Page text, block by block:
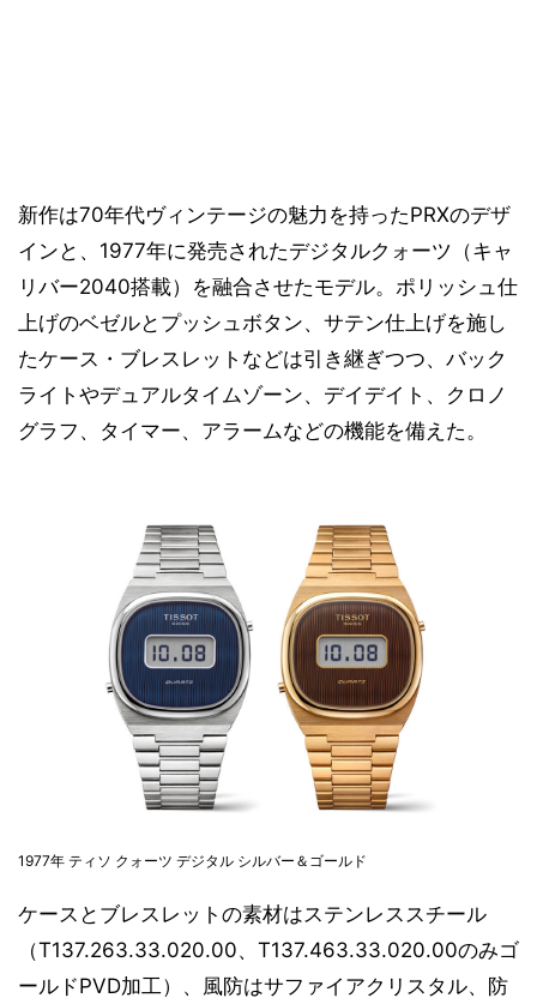
新作は70年代ヴィンテージの魅力を持ったPRXのデザ
インと、1977年に発売されたデジタルクォーツ（キャ
リバー2040搭載）を融合させたモデル。ポリッシュ仕
上げのベゼルとプッシュボタン、サテン仕上げを施し
たケース・ブレスレットなどは引き継ぎつつ、バック
ライトやデュアルタイムゾーン、デイデイト、クロノ
グラフ、タイマー、アラームなどの機能を備えた。
1977年 ティソ クォーツ デジタル シルバー＆ゴールド
ケースとブレスレットの素材はステンレススチール
（T137.263.33.020.00、T137.463.33.020.00のみゴ
ールドPVD加工）、風防はサファイアクリスタル、防